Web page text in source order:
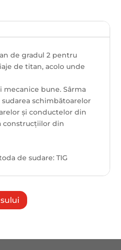
de gradul 2 pentru
de titan, acolo unde
bune. Sârma
schimbătoarelor
și conductelor din
construcțiilor din
de sudare: TIG